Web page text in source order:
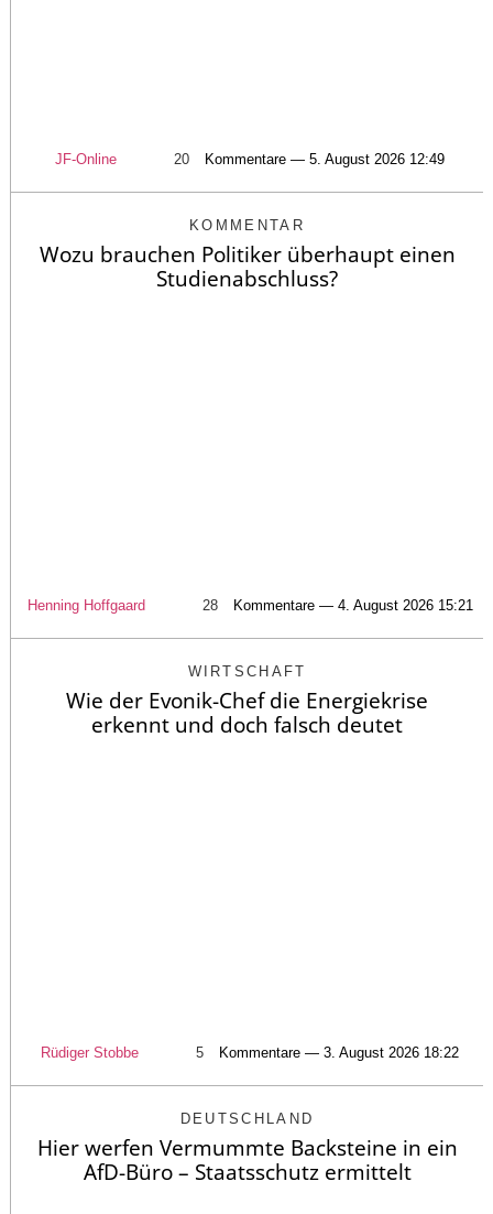
JF-Online 20 Kommentare — 5. August 2026 12:49
KOMMENTAR
Wozu brauchen Politiker überhaupt einen
Studienabschluss?
Henning Hoffgaard 28 Kommentare — 4. August 2026 15:21
WIRTSCHAFT
Wie der Evonik-Chef die Energiekrise
erkennt und doch falsch deutet
Rüdiger Stobbe 5 Kommentare — 3. August 2026 18:22
DEUTSCHLAND
Hier werfen Vermummte Backsteine in ein
AfD-Büro – Staatsschutz ermittelt